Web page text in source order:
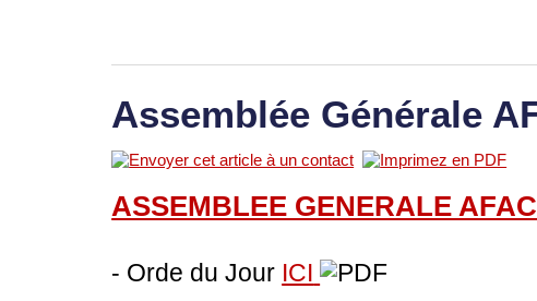
Assemblée Générale
ASSEMBLEE GENERALE
- Orde du Jour ICI